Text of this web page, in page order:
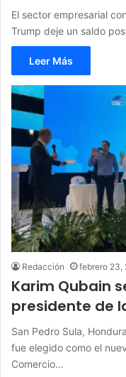
El sector empresarial
Trump deje un saldo
Leer Más
Redacción febrero 23,
Karim Qubain
presidente de
San Pedro Sula,
fue elegido como el
Comercio…